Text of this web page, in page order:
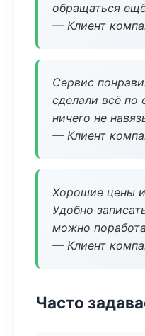
обращаться
— Клиент
Сервис
сделали всё по
ничего не
— Клиент
Хорошие цены
Удобно
можно
— Клиент
Часто